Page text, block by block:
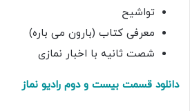
تواشیح
معرفی کتاب (بارون می باره)
شصت ثانیه با اخبار نمازی
دانلود قسمت بیست و دوم رادیو نماز